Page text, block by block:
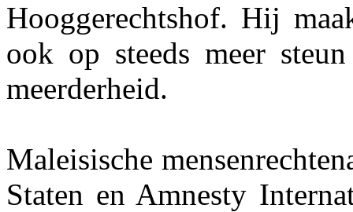
Hooggerechtshof. Hij
ook op steeds meer
meerderheid.
Maleisische
Staten en Amnesty